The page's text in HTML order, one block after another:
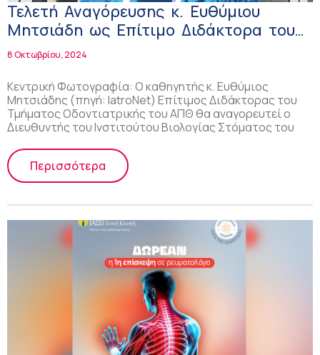
Τελετή Αναγόρευσης κ. Ευθύμιου
Μητσιάδη ως Επίτιμο Διδάκτορα του
Τμήματος Οδοντιατρικής ΑΠΘ
8 Οκτωβρίου, 2024
Κεντρική Φωτογραφία: Ο καθηγητής κ. Ευθύμιος
Μητσιάδης (πηγή: IatroNet) Επίτιμος Διδάκτορας του
Τμήματος Οδοντιατρικής του ΑΠΘ θα αναγορευτεί ο
Διευθυντής του Ινστιτούτου Βιολογίας Στόματος του
Περισσότερα